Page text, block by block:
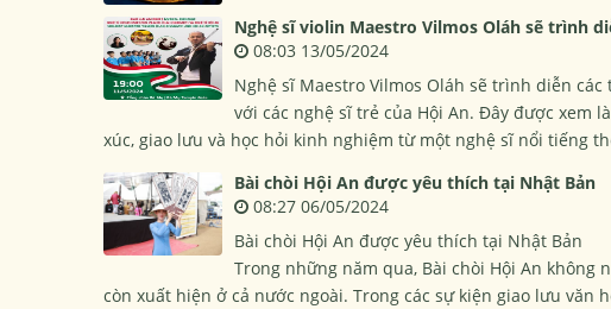
Nghệ sĩ violin Maestro Vilmos Oláh sẽ trình
08:03 13/05/2024
Nghệ sĩ Maestro Vilmos Oláh sẽ trình diễn
với các nghệ sĩ trẻ của Hội An. Đây được xem
xúc, giao lưu và học hỏi kinh nghiệm từ một nghệ sĩ nổi tiếng
Bài chòi Hội An được yêu thích tại Nhật Bản
08:27 06/05/2024
Bài chòi Hội An được yêu thích tại Nhật Bản
Trong những năm qua, Bài chòi Hội An
còn xuất hiện ở cả nước ngoài. Trong các sự kiện giao lưu văn